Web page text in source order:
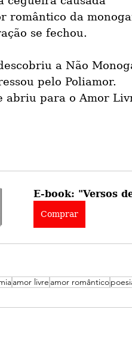
romântico da
se fechou.
a Não
pelo Poliamor.
abriu para o Amor
E-book: "Versos
Comprar
amor livre amor romântico